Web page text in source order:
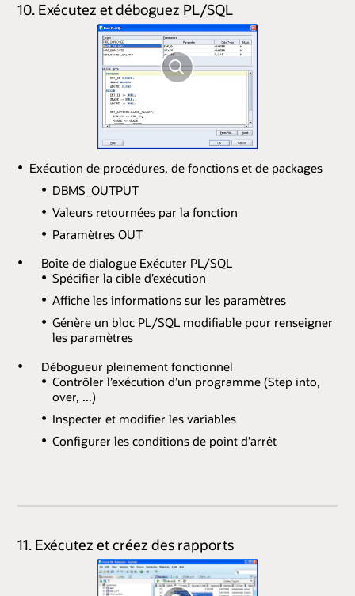
10. Exécutez et déboguez PL/SQL
Exécution de procédures, de fonctions et de packages
DBMS_OUTPUT
Valeurs retournées par la fonction
Paramètres OUT
Boîte de dialogue Exécuter PL/SQL
Spécifier la cible d’exécution
Affiche les informations sur les paramètres
Génère un bloc PL/SQL modifiable pour renseigner
les paramètres
Débogueur pleinement fonctionnel
Contrôler l’exécution d’un programme (Step into,
over, ...)
Inspecter et modifier les variables
Configurer les conditions de point d’arrêt
11. Exécutez et créez des rapports